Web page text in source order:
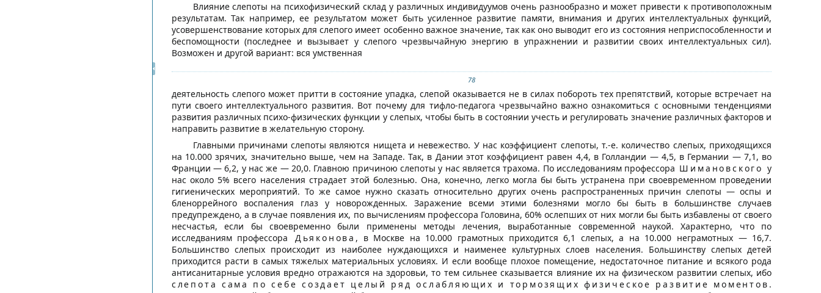
Влияние слепоты на психофизический склад у различных индивидуумов очень разнообразно и может привести к противоположным
результатам. Так например, ее результатом может быть усиленное развитие памяти, внимания и других интеллектуальных функций,
усовершенствование которых для слепого имеет особенно важное значение, так как оно выводит его из состояния неприспособленности и
беспомощности (последнее и вызывает у слепого чрезвычайную энергию в упражнении и развитии своих интеллектуальных сил).
Возможен и другой вариант: вся умственная
78
деятельность слепого может притти в состояние упадка, слепой оказывается не в силах побороть тех препятствий, которые встречает на
пути своего интеллектуального развития. Вот почему для тифло-педагога чрезвычайно важно ознакомиться с основными тенденциями
развития различных психо-физических функции у слепых, чтобы быть в состоянии учесть и регулировать значение различных факторов и
направить развитие в желательную сторону.
Главными причинами слепоты являются нищета и невежество. У нас коэффициент слепоты, т.-е. количество слепых, приходящихся
на 10.000 зрячих, значительно выше, чем на Западе. Так, в Дании этот коэффициент равен 4,4, в Голландии — 4,5, в Германии — 7,1, во
Франции — 6,2, у нас же — 20,0. Главною причиною слепоты у нас является трахома. По исследованиям профессора Шимановскогоу
нас около 5% всего населения страдает этой болезнью. Она, конечно, легко могла бы быть устранена при своевременном проведении
гигиенических мероприятий. То же самое нужно сказать относительно других очень распространенных причин слепоты — оспы и
бленоррейного воспаления глаз у новорожденных. Заражение всеми этими болезнями могло бы быть в большинстве случаев
предупреждено, а в случае появления их, по вычислениям профессора Головина, 60% ослепших от них могли бы быть избавлены от своего
несчастья, если бы своевременно были применены методы лечения, выработанные современной наукой. Характерно, что по
исследваниям профессора Дьяконова , в Москве на 10.000 грамотных приходится 6,1 слепых, а на 10.000 неграмотных — 16,7.
Большинство слепых происходит из наиболее нуждающихся и наименее культурных слоев населения. Большинству слепых детей
приходится расти в самых тяжелых материальных условиях. И если вообще плохое помещение, недостаточное питание и всякого рода
антисанитарные условия вредно отражаются на здоровьи, то тем сильнее сказывается влияние их на физическом развитии слепых, ибо
слепота сама по себе создает целый ряд ослабляющих и тормозящих физическое развитие моментов .